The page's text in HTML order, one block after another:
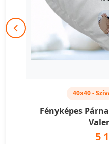
40x40 -
Fényképes
5